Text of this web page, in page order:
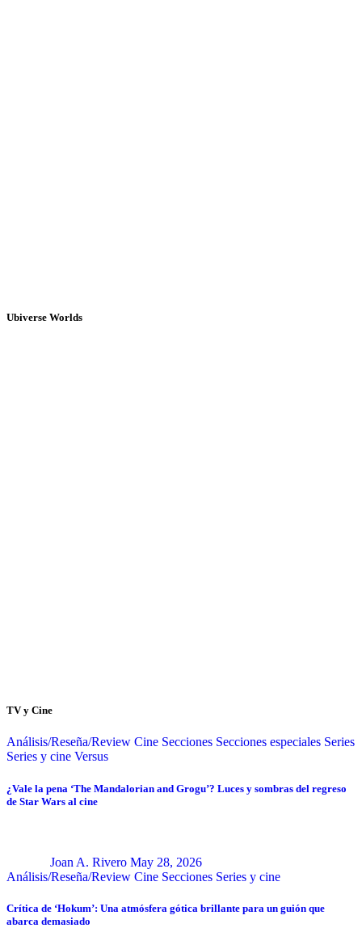
Ubiverse Worlds
TV y Cine
Análisis/Reseña/Review Cine Secciones Secciones especiales Series
Series y cine Versus
¿Vale la pena ‘The Mandalorian and Grogu’? Luces y sombras del regreso
de Star Wars al cine
Joan A. Rivero May 28, 2026
Análisis/Reseña/Review Cine Secciones Series y cine
Crítica de ‘Hokum’: Una atmósfera gótica brillante para un guión que
abarca demasiado